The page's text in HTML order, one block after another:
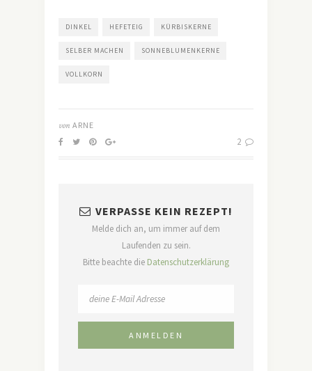
DINKEL HEFETEIG KÜRBISKERNE
SELBER MACHEN SONNEBLUMENKERNE
VOLLKORN
von ARNE
2
VERPASSE KEIN REZEPT!
Melde dich an, um immer auf dem
Laufenden zu sein.
Bitte beachte die Datenschutzerklärung